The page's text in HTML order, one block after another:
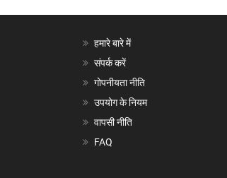
हमारे बारे में
संपर्क करें
गोपनीयता नीति
उपयोग के नियम
वापसी नीति
FAQ